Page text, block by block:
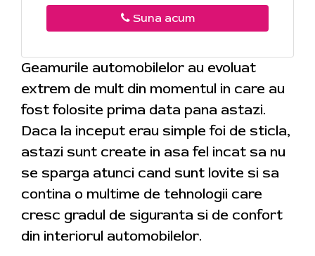
Suna acum
Geamurile automobilelor au evoluat
extrem de mult din momentul in care au
fost folosite prima data pana astazi.
Daca la inceput erau simple foi de sticla,
astazi sunt create in asa fel incat sa nu
se sparga atunci cand sunt lovite si sa
contina o multime de tehnologii care
cresc gradul de siguranta si de confort
din interiorul automobilelor.